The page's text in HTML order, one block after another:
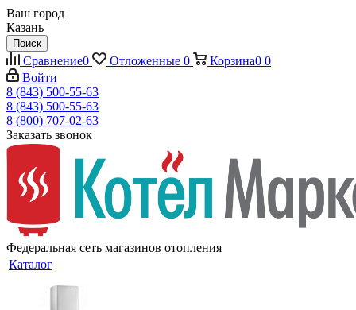
Ваш город
Казань
Поиск
Сравнение0 Отложенные 0 Корзина0 0
Войти
8 (843) 500-55-63
8 (843) 500-55-63
8 (800) 707-02-63
Заказать звонок
Федеральная сеть магазинов отопления
Каталог